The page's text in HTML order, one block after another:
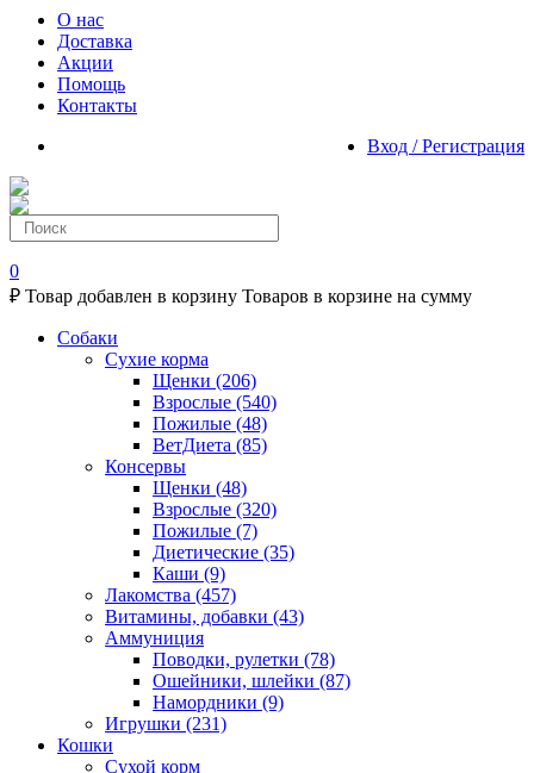
О нас
Доставка
Акции
Помощь
Контакты
Вход / Регистрация
0
₽ Товар добавлен в корзину Товаров в корзине на сумму
Собаки
Сухие корма
Щенки (206)
Взрослые (540)
Пожилые (48)
ВетДиета (85)
Консервы
Щенки (48)
Взрослые (320)
Пожилые (7)
Диетические (35)
Каши (9)
Лакомства (457)
Витамины, добавки (43)
Аммуниция
Поводки, рулетки (78)
Ошейники, шлейки (87)
Намордники (9)
Игрушки (231)
Кошки
Сухой корм